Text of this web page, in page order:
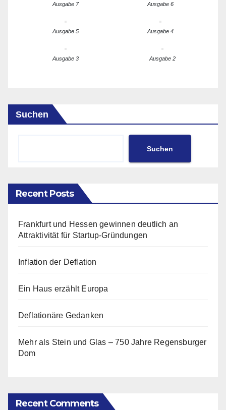
Ausgabe 7 Ausgabe 6
Ausgabe 5 Ausgabe 4
Ausgabe 3 Ausgabe 2
Suchen
Suchen
Recent Posts
Frankfurt und Hessen gewinnen deutlich an
Attraktivität für Startup-Gründungen
Inflation der Deflation
Ein Haus erzählt Europa
Deflationäre Gedanken
Mehr als Stein und Glas – 750 Jahre Regensburger
Dom
Recent Comments